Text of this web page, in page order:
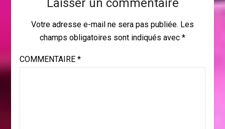
Votre adresse e-mail ne sera pas publiée. Les
champs obligatoires sont indiqués avec *
COMMENTAIRE *